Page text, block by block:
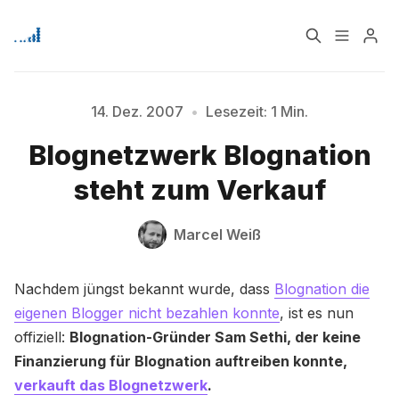
Signup
Bitte geben Sie mindestens 3 Zeichen ein
14. Dez. 2007 • Lesezeit: 1 Min.
Blognetzwerk Blognation
steht zum Verkauf
Marcel Weiß
Nachdem jüngst bekannt wurde, dass Blognation die
eigenen Blogger nicht bezahlen konnte, ist es nun
offiziell: Blognation-Gründer Sam Sethi, der keine
Finanzierung für Blognation auftreiben konnte,
verkauft das Blognetzwerk.